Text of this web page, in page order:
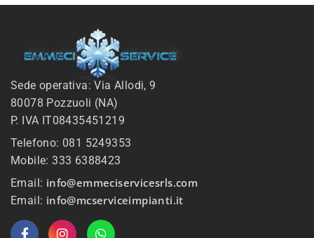
Sede operativa: Via Allodi, 9
80078 Pozzuoli (NA)
P. IVA IT08435451219
Telefono: 081 5249353
Mobile: 333 6388423
Email: info@emmeciservicesrls.com
Email: info@mcserviceimpianti.it